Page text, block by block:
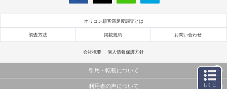
オリコン顧客満足度調査とは
調査方法 掲載規約 お問い合わせ
会社概要 個人情報保護方針
引用・転載について
当サイトで公開されている情報（文字、写真、イラスト、画像データ等）及びこれらの配置・
利用者の声について もくじ